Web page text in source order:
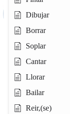
Dibujar
Borrar
Soplar
Cantar
Llorar
Bailar
Reir,(se)